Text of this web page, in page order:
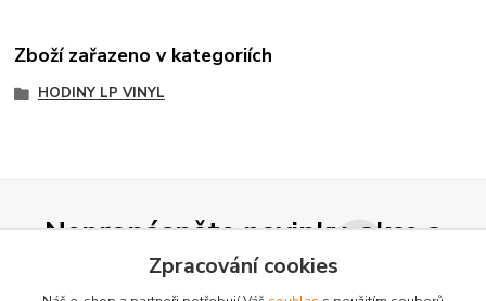
Zboží zařazeno v kategoriích
HODINY LP VINYL
Nepropásněte novinky, akce a
slevy!
Zpracování cookies